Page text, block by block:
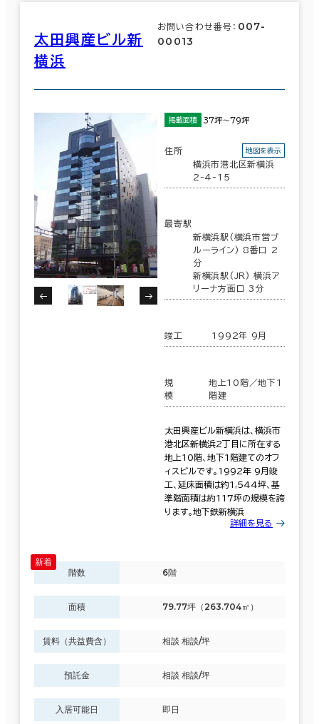
太田興産ビル新
横浜
お問い合わせ番号： 007-
00013
掲載面積 37坪～79坪
住所
横浜市港北区新横浜
2-4-15
地図を表示
最寄駅
新横浜駅(横浜市営ブ
ルーライン) 8番口 2
分
新横浜駅(JR) 横浜ア
リーナ方面口 3分
竣工 1992年 9月
規
模
地上10階／地下1
階建
太田興産ビル新横浜は、横浜市
港北区新横浜2丁目に所在する
地上10階、地下1階建てのオフ
ィスビルです。1992年 9月竣
工、延床面積は約1,544坪、基
準階面積は約117坪の規模を誇
ります。地下鉄新横浜
詳細を見る
階数 6階
面積 79.77坪（263.704㎡）
賃料（共益費含） 相談 相談/坪
預託金 相談 相談/坪
入居可能日 即日